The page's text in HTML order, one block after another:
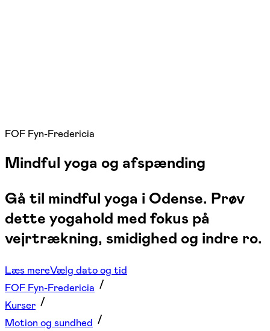
FOF Fyn-Fredericia
Mindful yoga og afspænding
Gå til mindful yoga i Odense. Prøv
dette yogahold med fokus på
vejrtrækning, smidighed og indre ro.
Læs mereVælg dato og tid
FOF Fyn-Fredericia
Kurser
Motion og sundhed